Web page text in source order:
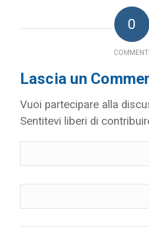
0
COMMENTI
Lascia un
Vuoi partecipare alla
Sentitevi liberi di